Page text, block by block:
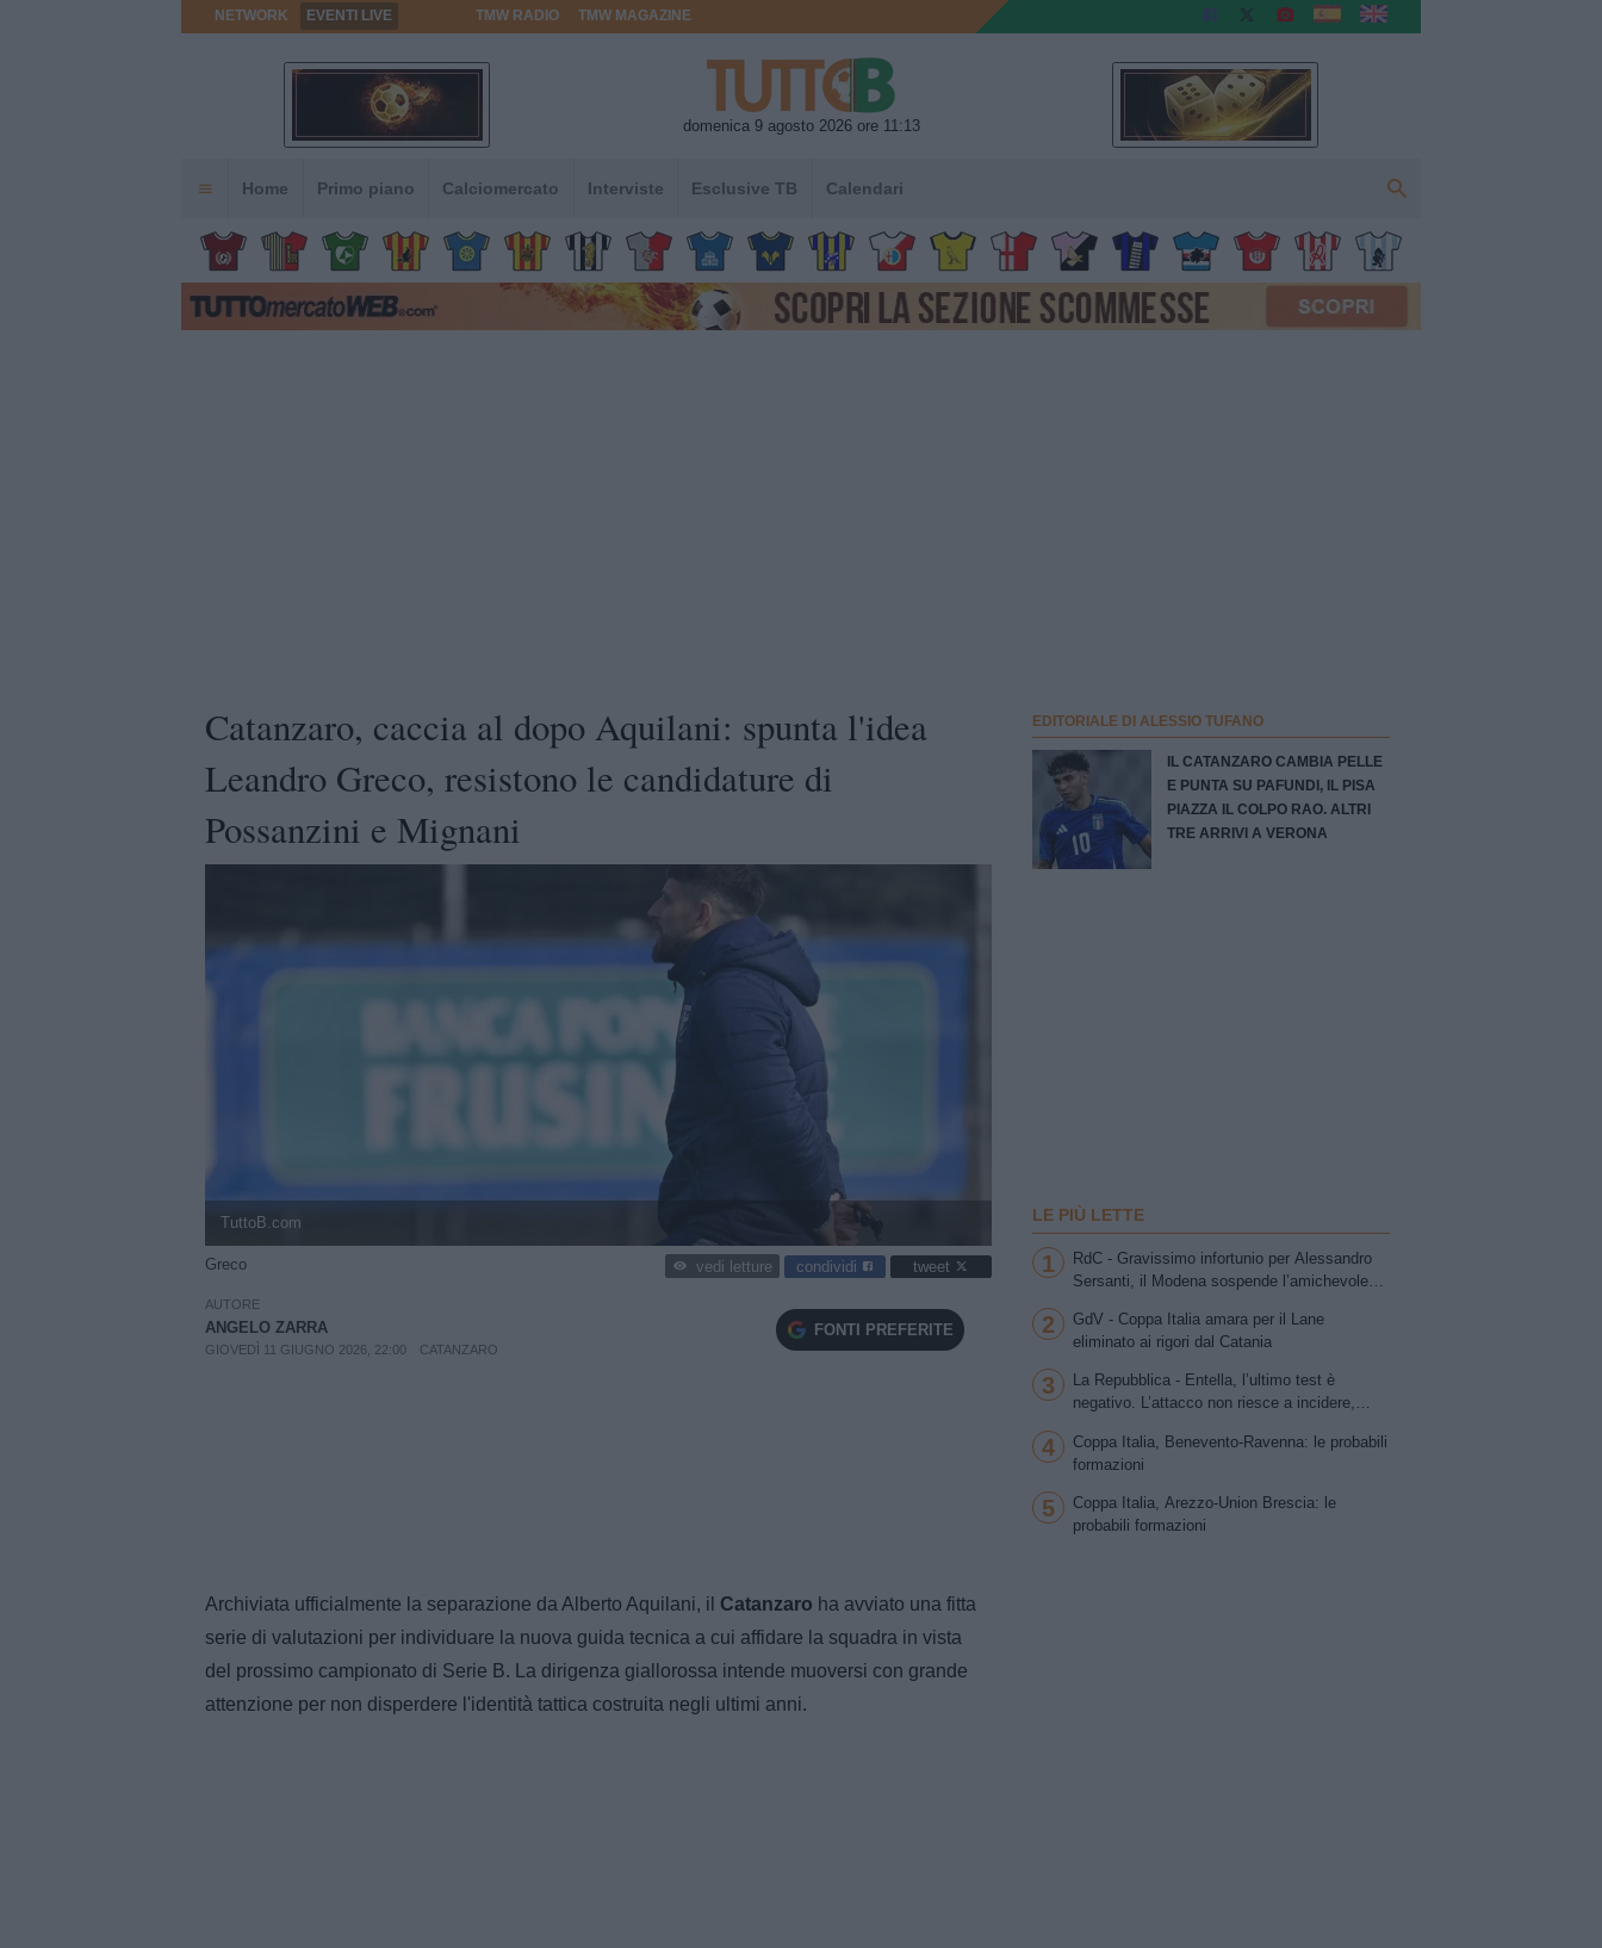
NETWORK EVENTI LIVE TMW RADIO TMW MAGAZINE
domenica 9 agosto 2026 ore 11:13
Home Primo piano Calciomercato Interviste Esclusive TB Calendari
Catanzaro, caccia al dopo Aquilani: spunta l'idea
Leandro Greco, resistono le candidature di
Possanzini e Mignani
TuttoB.com
Greco vedi letture condividi tweet
AUTORE
ANGELO ZARRA
GIOVEDÌ 11 GIUGNO 2026, 22:00 CATANZARO
FONTI PREFERITE
Archiviata ufficialmente la separazione da Alberto Aquilani, il Catanzaro ha avviato una fitta
serie di valutazioni per individuare la nuova guida tecnica a cui affidare la squadra in vista
del prossimo campionato di Serie B. La dirigenza giallorossa intende muoversi con grande
attenzione per non disperdere l'identità tattica costruita negli ultimi anni.
EDITORIALE DI ALESSIO TUFANO
IL CATANZARO CAMBIA PELLE
E PUNTA SU PAFUNDI, IL PISA
PIAZZA IL COLPO RAO. ALTRI
TRE ARRIVI A VERONA
LE PIÙ LETTE
1
RdC - Gravissimo infortunio per Alessandro
Sersanti, il Modena sospende l’amichevole
avversari sotto choc
2
GdV - Coppa Italia amara per il Lane
eliminato ai rigori dal Catania
3
La Repubblica - Entella, l’ultimo test è
negativo. L’attacco non riesce a incidere,
4
Coppa Italia, Benevento-Ravenna: le probabili
formazioni
5
Coppa Italia, Arezzo-Union Brescia: le
probabili formazioni